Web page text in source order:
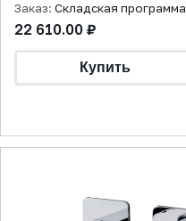
Заказ: Складская программа
22 610.00 ₽